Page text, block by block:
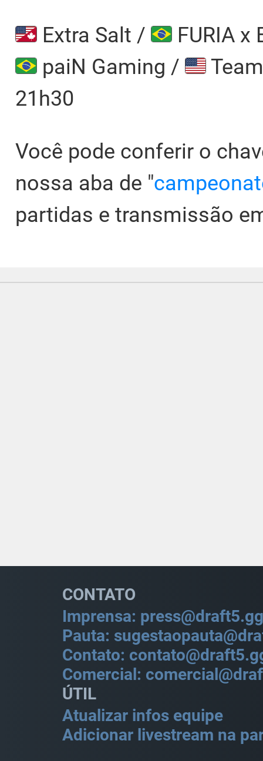
Extra Salt /
FURIA x
paiN Gaming /
21h30
Você pode conferir o
nossa aba de "
partidas e transmissão
CONTATO
Imprensa: press@draft5.gg
Pauta:
Contato:
Comercial:
ÚTIL
Atualizar infos equipe
Adicionar livestream na